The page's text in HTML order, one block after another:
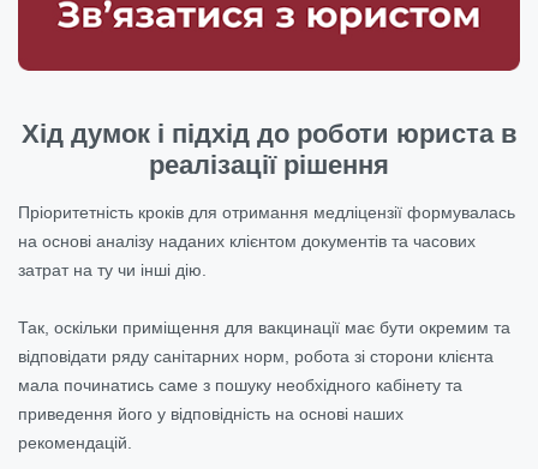
Хід думок і підхід до роботи юриста в
реалізації рішення
Пріоритетність кроків для отримання медліцензії формувалась
на основі аналізу наданих клієнтом документів та часових
затрат на ту чи інші дію.
Так, оскільки приміщення для вакцинації має бути окремим та
відповідати ряду санітарних норм, робота зі сторони клієнта
мала починатись саме з пошуку необхідного кабінету та
приведення його у відповідність на основі наших
рекомендацій.